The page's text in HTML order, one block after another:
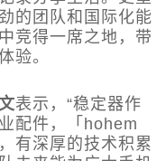
的团队和国际化能
竞得一席之地，带
验。
表示，“稳定器作
配件，「hohem
有深厚的技术积累